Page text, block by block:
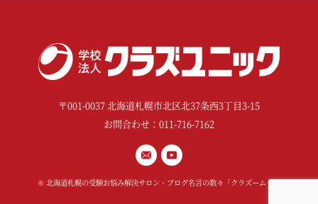
〒001-0037 北海道札幌市北区北37条西3丁目3-15
お問合わせ：011-716-7162
© 北海道札幌の受験お悩み解決サロン・ブログ名言の数々「クラズーム！」